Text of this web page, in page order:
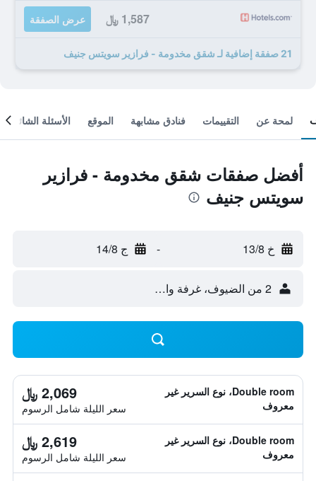
1,587 ﷼ عرض الصفقة
21 صفقة إضافية لـ شقق مخدومة - فرازير سويتس جنيف
لمحة عن التقييمات فنادق مشابهة الموقع الأسئلة الشائعة
أفضل صفقات شقق مخدومة - فرازير
سويتس جنيف
خ 13/8 - ج 14/8
2 من الضيوف، غرفة واحدة
Double room، نوع السرير غير
معروف
2,069 ﷼
سعر الليلة شامل الرسوم
Double room، نوع السرير غير
معروف
2,619 ﷼
سعر الليلة شامل الرسوم